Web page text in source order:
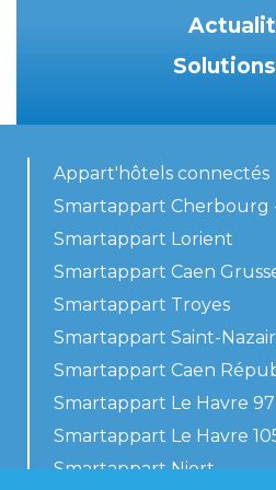
Appart'hôtels connectés
Smartappart Cherbourg
Smartappart Lorient
Smartappart Caen
Smartappart Troyes
Smartappart Saint-
Smartappart Caen
Smartappart Le Havre 97
Smartappart Le Havre
Smartappart Niort